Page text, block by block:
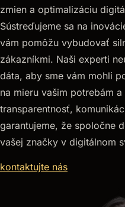
zmien a optimalizáciu
Sústreďujeme sa na
vám pomôžu vybudovať
zákazníkmi. Naši experti
dáta, aby sme vám mohli
na mieru vašim potrebám
transparentnosť,
garantujeme, že spoločne
vašej značky v digitálnom
kontaktujte nás